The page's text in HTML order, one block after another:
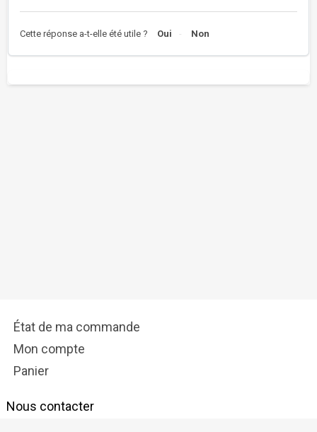
Cette réponse a-t-elle été utile ? Oui Non
État de ma commande
Mon compte
Panier
Nous contacter